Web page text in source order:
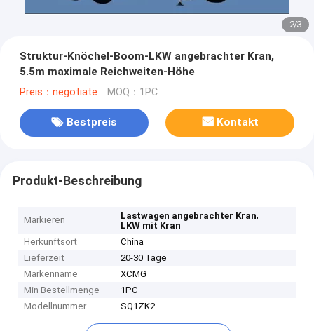
2/3
Struktur-Knöchel-Boom-LKW angebrachter Kran,
5.5m maximale Reichweiten-Höhe
Preis：negotiate MOQ：1PC
Bestpreis Kontakt
Produkt-Beschreibung
Markieren Lastwagen angebrachter Kran,
LKW mit Kran
Herkunftsort
China
Lieferzeit
20-30 Tage
Markenname
XCMG
Min Bestellmenge
1PC
Modellnummer
SQ1ZK2